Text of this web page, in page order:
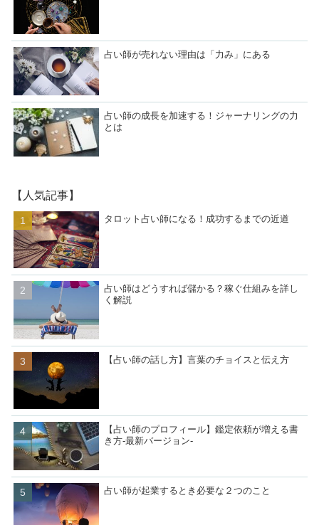
占い師が売れない理由は「力み」にある
占い師の成長を加速する！ジャーナリングの力
とは
【人気記事】
タロット占い師になる！成功するまでの近道
占い師はどうすれば儲かる？稼ぐ仕組みを詳し
く解説
【占い師の話し方】言葉のチョイスと伝え方
【占い師のプロフィール】鑑定依頼が増える書
き方-最新バージョン-
占い師が起業するとき必要な２つのこと